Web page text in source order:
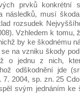
prvků konkrétní
následků, musí
rozsudek
Vzhledem k tomu,
by ke škodnému
na vzniku škody
o jednu z nich,
odškodnění jde
2004, sp. zn. 25
svým jednáním ke